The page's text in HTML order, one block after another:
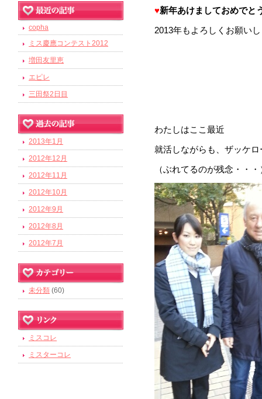
♥新年あけましておめでと
2013年もよろしくお願い
わたしはここ最近
就活しながらも、ザッケ
（ぶれてるのが残念・・・
copha
ミス慶應コンテスト2012
増田友里恵
エピレ
三田祭2日目
2013年1月
2012年12月
2012年11月
2012年10月
2012年9月
2012年8月
2012年7月
未分類 (60)
ミスコレ
ミスターコレ